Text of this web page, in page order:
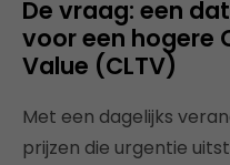
De vraag: een
voor een hogere
Value (CLTV)
Met een dagelijks
prijzen die urgentie